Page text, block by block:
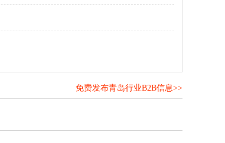
免费发布青岛行业B2B信息>>